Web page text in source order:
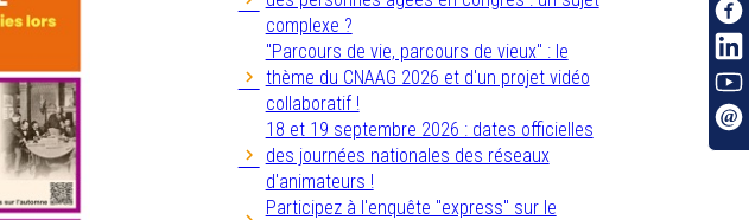
complexe ?
"Parcours de vie, parcours de vieux" : le
thème du CNAAG 2026 et d'un projet vidéo
collaboratif !
18 et 19 septembre 2026 : dates officielles
des journées nationales des réseaux
d'animateurs !
Participez à l'enquête "express" sur le